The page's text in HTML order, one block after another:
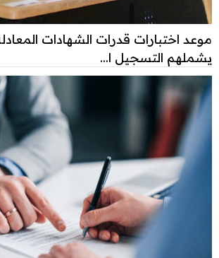
يشملهم التسجيل ا...